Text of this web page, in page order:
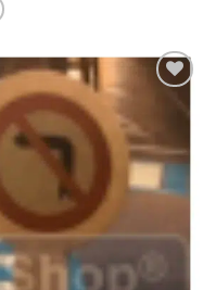
lista de
deseos